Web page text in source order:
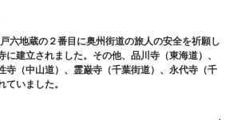
六地蔵の２番目に奥州街道の旅人の安全を祈願し
に建立されました。その他、品川寺（東海道）、
寺（中山道）、霊巌寺（千葉街道）、永代寺（千
いました。